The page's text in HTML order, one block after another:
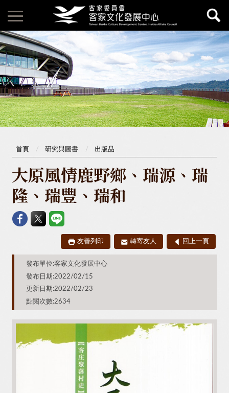
首頁 研究與圖書 出版品
大原風情鹿野鄉、瑞源、瑞
隆、瑞豐、瑞和
友善列印 轉寄友人 回上一頁
發布單位:客家文化發展中心
發布日期:2022/02/15
更新日期:2022/02/23
點閱次數:2634